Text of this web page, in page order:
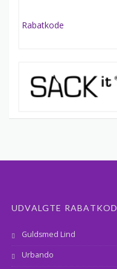
UDVALGTE
Guldsmed Lind
Urbando